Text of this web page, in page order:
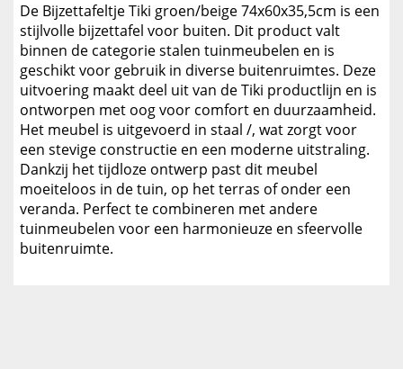
De Bijzettafeltje Tiki groen/beige 74x60x35,5cm is een
stijlvolle bijzettafel voor buiten. Dit product valt
binnen de categorie stalen tuinmeubelen en is
geschikt voor gebruik in diverse buitenruimtes. Deze
uitvoering maakt deel uit van de Tiki productlijn en is
ontworpen met oog voor comfort en duurzaamheid.
Het meubel is uitgevoerd in staal /, wat zorgt voor
een stevige constructie en een moderne uitstraling.
Dankzij het tijdloze ontwerp past dit meubel
moeiteloos in de tuin, op het terras of onder een
veranda. Perfect te combineren met andere
tuinmeubelen voor een harmonieuze en sfeervolle
buitenruimte.